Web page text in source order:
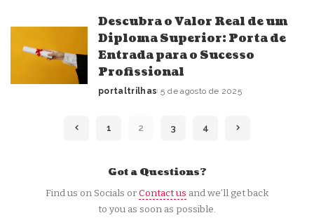
Descubra o Valor Real de um
Diploma Superior: Porta de
Entrada para o Sucesso
Profissional
Posted
portaltrilhas 5 de agosto de 2025
1 2 3 4
Got a Questions?
Find us on Socials orContact us and we’ll get back
to you as soon as possible.